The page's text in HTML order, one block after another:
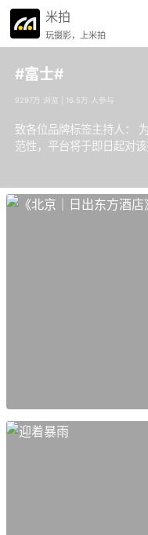
米拍
玩摄影，上米拍
#富士#
9297万 浏览 | 16.5万 人参与
致各位品牌标签主持人：
范性，平台将于即日起对
的用户提交申请，加入我
可以加精